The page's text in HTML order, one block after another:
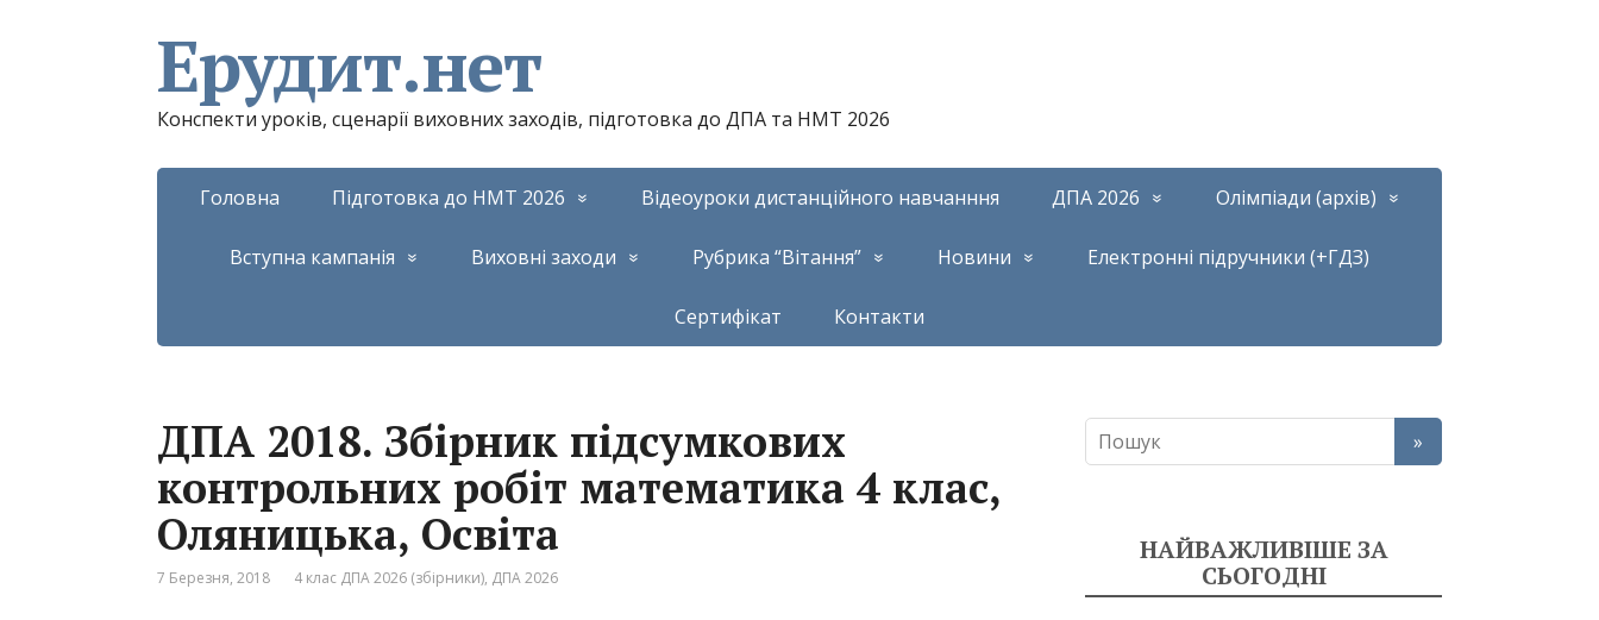
Ерудит.нет
Конспекти уроків, сценарії виховних заходів, підготовка до ДПА та НМТ 2026
Головна Підготовка до НМТ 2026 Відеоуроки дистанційного навчанння ДПА 2026 Олімпіади (архів)
Вступна кампанія Виховні заходи Рубрика “Вітання” Новини Електронні підручники (+ГДЗ)
Сертифікат Контакти
ДПА 2018. Збірник підсумкових
контрольних робіт математика 4 клас,
Оляницька, Освіта
7 Березня, 2018 4 клас ДПА 2026 (збірники), ДПА 2026
НАЙВАЖЛИВІШЕ ЗА
СЬОГОДНІ